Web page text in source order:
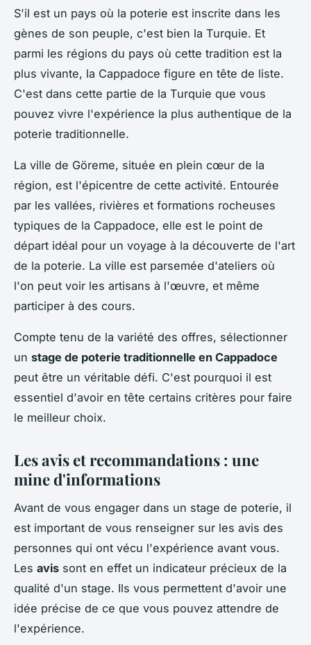
S'il est un pays où la poterie est inscrite dans les
gènes de son peuple, c'est bien la Turquie. Et
parmi les régions du pays où cette tradition est la
plus vivante, la Cappadoce figure en tête de liste.
C'est dans cette partie de la Turquie que vous
pouvez vivre l'expérience la plus authentique de la
poterie traditionnelle.
La ville de Göreme, située en plein cœur de la
région, est l'épicentre de cette activité. Entourée
par les vallées, rivières et formations rocheuses
typiques de la Cappadoce, elle est le point de
départ idéal pour un voyage à la découverte de l'art
de la poterie. La ville est parsemée d'ateliers où
l'on peut voir les artisans à l'œuvre, et même
participer à des cours.
Compte tenu de la variété des offres, sélectionner
un stage de poterie traditionnelle en Cappadoce
peut être un véritable défi. C'est pourquoi il est
essentiel d'avoir en tête certains critères pour faire
le meilleur choix.
Les avis et recommandations : une
mine d'informations
Avant de vous engager dans un stage de poterie, il
est important de vous renseigner sur les avis des
personnes qui ont vécu l'expérience avant vous.
Les avis sont en effet un indicateur précieux de la
qualité d'un stage. Ils vous permettent d'avoir une
idée précise de ce que vous pouvez attendre de
l'expérience.